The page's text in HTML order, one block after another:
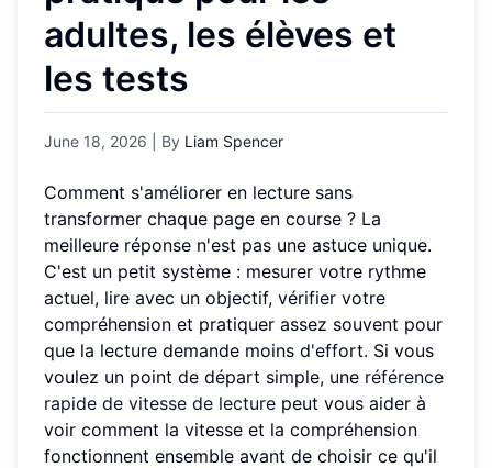
adultes, les élèves et
les tests
June 18, 2026 | By Liam Spencer
Comment s'améliorer en lecture sans
transformer chaque page en course ? La
meilleure réponse n'est pas une astuce unique.
C'est un petit système : mesurer votre rythme
actuel, lire avec un objectif, vérifier votre
compréhension et pratiquer assez souvent pour
que la lecture demande moins d'effort. Si vous
voulez un point de départ simple, une référence
rapide de vitesse de lecture peut vous aider à
voir comment la vitesse et la compréhension
fonctionnent ensemble avant de choisir ce qu'il